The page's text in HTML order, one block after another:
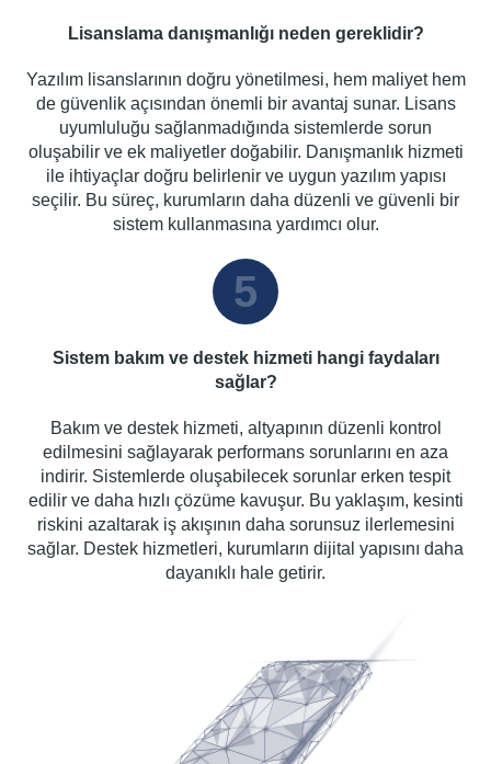
Lisanslama danışmanlığı neden gereklidir?
Yazılım lisanslarının doğru yönetilmesi, hem maliyet hem
de güvenlik açısından önemli bir avantaj sunar. Lisans
uyumluluğu sağlanmadığında sistemlerde sorun
oluşabilir ve ek maliyetler doğabilir. Danışmanlık hizmeti
ile ihtiyaçlar doğru belirlenir ve uygun yazılım yapısı
seçilir. Bu süreç, kurumların daha düzenli ve güvenli bir
sistem kullanmasına yardımcı olur.
5
Sistem bakım ve destek hizmeti hangi faydaları
sağlar?
Bakım ve destek hizmeti, altyapının düzenli kontrol
edilmesini sağlayarak performans sorunlarını en aza
indirir. Sistemlerde oluşabilecek sorunlar erken tespit
edilir ve daha hızlı çözüme kavuşur. Bu yaklaşım, kesinti
riskini azaltarak iş akışının daha sorunsuz ilerlemesini
sağlar. Destek hizmetleri, kurumların dijital yapısını daha
dayanıklı hale getirir.